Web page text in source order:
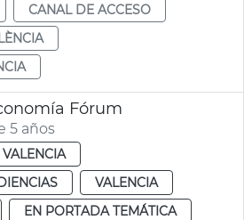
CANAL DE ACCESO
Fórum
5 años
VALENCIA
VALENCIA
EN PORTADA TEMÁTICA